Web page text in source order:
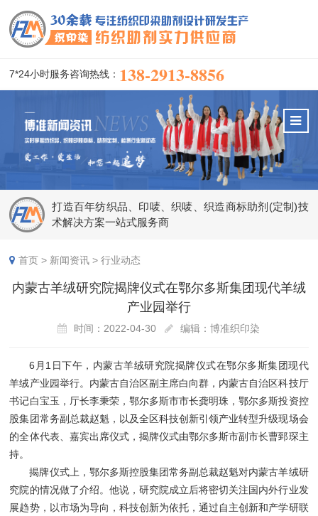
7*24小时服务咨询热线： 138-2913-8856
打造百年纺织品、印唛、织唛、织造商标助剂(定制)技
术解决方案一站式服务商
首页 > 新闻资讯 >行业动态
内蒙古羊绒研究院揭牌仪式在鄂尔多斯集团现代羊绒
产业园举行
时间：2022-04-30 编辑：博准织印染
6月1日下午，内蒙古羊绒研究院揭牌仪式在鄂尔多斯集团现代
羊绒产业园举行。内蒙古自治区副主席白向群，内蒙古自治区科技厅
书记白宝玉，厅长李秉荣，鄂尔多斯市市长龚明珠，鄂尔多斯投资控
股集团常务副总裁赵魁，以及全区科技创新引领产业转型升级现场会
的全体代表、嘉宾出席仪式，揭牌仪式由鄂尔多斯市副市长曹郅琛主
持。
揭牌仪式上，鄂尔多斯控股集团常务副总裁赵魁对内蒙古羊绒研
究院的情况做了介绍。他说，研究院成立后将密切关注国内外行业发
展趋势，以市场为导向，科技创新为依托，通过自主创新和产学研联